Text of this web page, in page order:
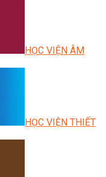
HỌC VIỆN ÂM
HỌC VIỆN THIẾT